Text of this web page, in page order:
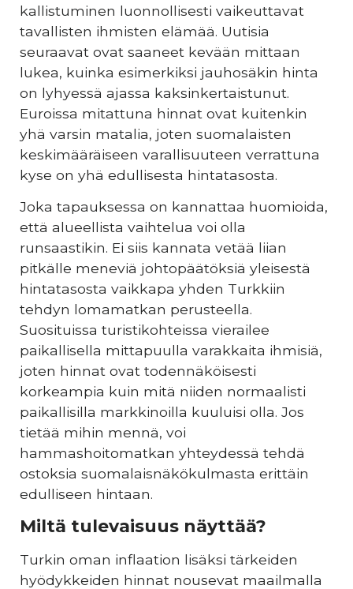
kallistuminen luonnollisesti vaikeuttavat
tavallisten ihmisten elämää. Uutisia
seuraavat ovat saaneet kevään mittaan
lukea, kuinka esimerkiksi jauhosäkin hinta
on lyhyessä ajassa kaksinkertaistunut.
Euroissa mitattuna hinnat ovat kuitenkin
yhä varsin matalia, joten suomalaisten
keskimääräiseen varallisuuteen verrattuna
kyse on yhä edullisesta hintatasosta.
Joka tapauksessa on kannattaa huomioida,
että alueellista vaihtelua voi olla
runsaastikin. Ei siis kannata vetää liian
pitkälle meneviä johtopäätöksiä yleisestä
hintatasosta vaikkapa yhden Turkkiin
tehdyn lomamatkan perusteella.
Suosituissa turistikohteissa vierailee
paikallisella mittapuulla varakkaita ihmisiä,
joten hinnat ovat todennäköisesti
korkeampia kuin mitä niiden normaalisti
paikallisilla markkinoilla kuuluisi olla. Jos
tietää mihin mennä, voi
hammashoitomatkan yhteydessä tehdä
ostoksia suomalaisnäkökulmasta erittäin
edulliseen hintaan.
Miltä tulevaisuus näyttää?
Turkin oman inflaation lisäksi tärkeiden
hyödykkeiden hinnat nousevat maailmalla